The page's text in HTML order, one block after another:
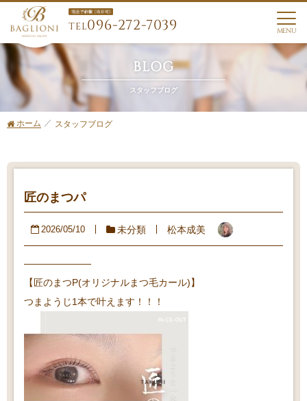
TEL096-272-7039 MENU
BLOG
スタッフブログ
ホーム スタッフブログ
匠のまつパ
2026/05/10 未分類 松本成美
———————
【匠のまつP(オリジナルまつ毛カール)】
つまようじ1本で叶えます！！！